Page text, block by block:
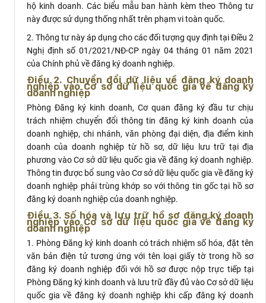
hộ kinh doanh. Các biểu mẫu ban hành kèm theo Thông tư
này được sử dụng thống nhất trên phạm vi toàn quốc.
2. Thông tư này áp dụng cho các đối tượng quy định tạiĐiều 2
Nghị định số 01/2021/NĐ-CP ngày 04 tháng 01 năm 2021
của Chính phủ về đăng ký doanh nghiệp.
Điều 2. Chuyển đổi dữ liệu về đăng ký doanh
nghiệp vào Cơ sở dữ liệu quốc gia về đăng ký
doanh nghiệp
Phòng Đăng ký kinh doanh, Cơ quan đăng ký đầu tư chịu
trách nhiệm chuyển đổi thông tin đăng ký kinh doanh của
doanh nghiệp, chi nhánh, văn phòng đại diện, địa điểm kinh
doanh của doanh nghiệp từ hồ sơ, dữ liệu lưu trữ tại địa
phương vào Cơ sở dữ liệu quốc gia về đăng ký doanh nghiệp.
Thông tin được bổ sung vào Cơ sở dữ liệu quốc gia về đăng ký
doanh nghiệp phải trùng khớp so với thông tin gốc tại hồ sơ
đăng ký doanh nghiệp của doanh nghiệp.
Điều 3. Số hóa và lưu trữ hồ sơ đăng ký doanh
nghiệp vào Cơ sở dữ liệu quốc gia về đăng ký
doanh nghiệp
1. Phòng Đăng ký kinh doanh có trách nhiệm số hóa, đặt tên
văn bản điện tử tương ứng với tên loại giấy tờ trong hồ sơ
đăng ký doanh nghiệp đối với hồ sơ được nộp trực tiếp tại
Phòng Đăng ký kinh doanh và lưu trữ đầy đủ vào Cơ sở dữ liệu
quốc gia về đăng ký doanh nghiệp khi cấp đăng ký doanh